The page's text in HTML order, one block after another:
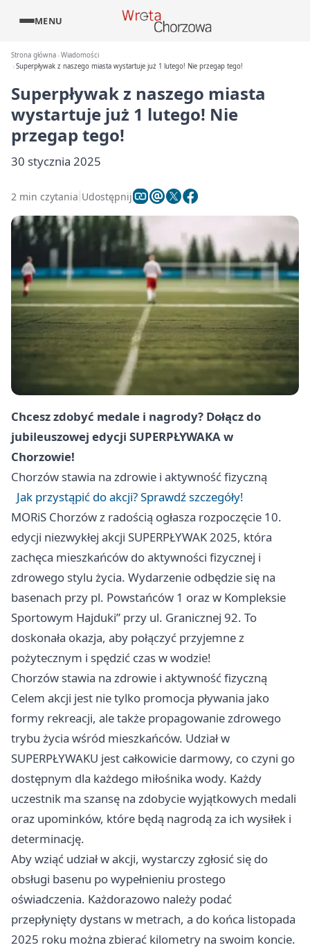
MENU
Strona główna Wiadomości
Superpływak z naszego miasta wystartuje już 1 lutego! Nie przegap tego!
Superpływak z naszego miasta
wystartuje już 1 lutego! Nie
przegap tego!
30 stycznia 2025
2 min czytania Udostępnij
Chcesz zdobyć medale i nagrody? Dołącz do
jubileuszowej edycji SUPERPŁYWAKA w
Chorzowie!
Chorzów stawia na zdrowie i aktywność fizyczną
Jak przystąpić do akcji? Sprawdź szczegóły!
MORiS Chorzówz radością ogłasza rozpoczęcie 10.
edycji niezwykłej akcji SUPERPŁYWAK 2025, która
zachęca mieszkańców do aktywności fizycznej i
zdrowego stylu życia. Wydarzenie odbędzie się na
basenach przy pl. Powstańców 1 oraz w Kompleksie
Sportowym Hajduki” przy ul. Granicznej 92. To
doskonała okazja, aby połączyć przyjemne z
pożytecznym i spędzić czas w wodzie!
Chorzów stawia na zdrowie i aktywność fizyczną
Celem akcji jest nie tylko promocja pływania jako
formy rekreacji, ale także propagowanie zdrowego
trybu życia wśród mieszkańców. Udział w
SUPERPŁYWAKU jest całkowicie darmowy, co czyni go
dostępnym dla każdego miłośnika wody. Każdy
uczestnik ma szansę na zdobycie wyjątkowych medali
oraz upominków, które będą nagrodą za ich wysiłek i
determinację.
Aby wziąć udział w akcji, wystarczy zgłosić się do
obsługi basenu po wypełnieniu prostego
oświadczenia. Każdorazowo należy podać
przepłynięty dystans w metrach, a do końca listopada
2025 roku można zbierać kilometry na swoim koncie.